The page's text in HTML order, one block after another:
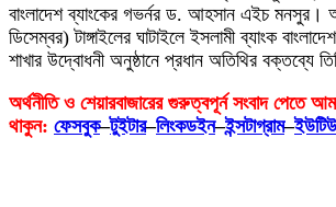
বাংলাদেশ ব্যাংকের গভর্নর ড. আহসান এইচ
ডিসেম্বর) টাঙ্গাইলের ঘাটাইলে ইসলামী ব্যাংক
শাখার উদ্বোধনী অনুষ্ঠানে প্রধান অতিথির বক্তব্যে
অর্থনীতি ও শেয়ারবাজারের গুরুত্বপূর্ন সংবাদ পেতে
থাকুন: ফেসবুক–টুইটার–লিংকডইন–ইন্সটাগ্রাম–